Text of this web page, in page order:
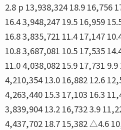
2.8 p 13,938,324 18.9 16,756
16.4 3,948,247 19.5 16,959
16.8 3,835,721 11.4 17,147
10.8 3,687,081 10.5 17,535
11.0 4,038,082 15.9 17,731
4,210,354 13.0 16,882 12.6
4,263,440 15.3 17,103 16.3
3,839,904 13.2 16,732 3.9
4,437,702 18.7 15,382 △4.6